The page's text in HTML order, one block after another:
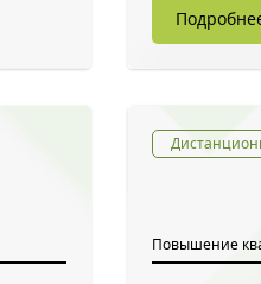
Повышение